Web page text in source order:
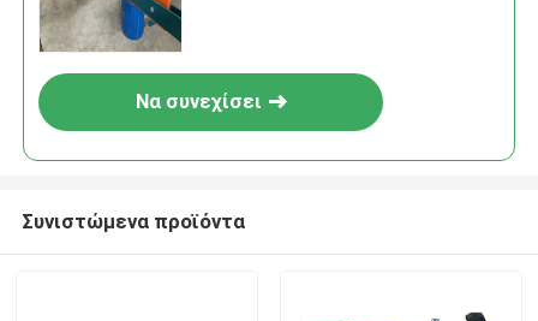
Να συνεχίσει
Συνιστώμενα προϊόντα